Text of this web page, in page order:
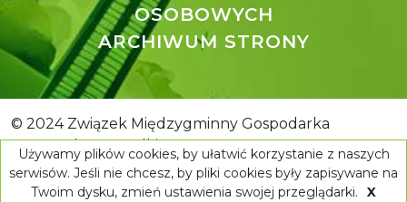
OSOBOWYCH
ARCHIWUM STRONY
© 2024 Związek Międzygminny Gospodarka
Komunalna. Wszelkie prawa zastrzeżone.
Wykonanie:ESC SA-Aplikacje i strony internetowe
Używamy plików cookies, by ułatwić korzystanie z naszych
serwisów. Jeśli nie chcesz, by pliki cookies były zapisywane na
Twoim dysku, zmień ustawienia swojej przeglądarki.
X